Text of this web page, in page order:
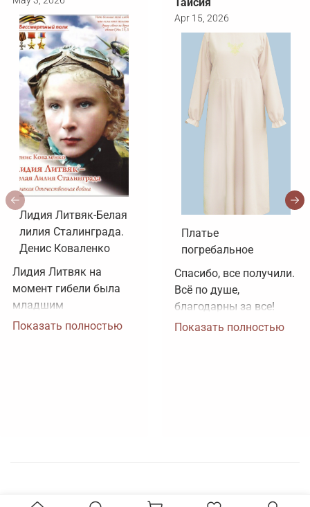
Лидия Литвяк-Белая
лилия Сталинграда.
Денис Коваленко
Лидия Литвяк на
момент гибели была
младшим
лейтенантом.
Показать полностью
Apr 15, 2026
Платье
погребальное
Спасибо, все получили.
Всё по душе,
благодарны за все!
Показать полностью